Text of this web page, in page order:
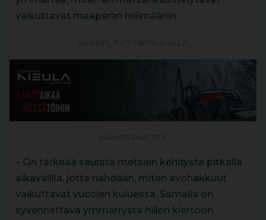
vaikuttavat maaperän hiilimääriin.
– On tärkeää seurata metsien kehitystä pitkällä
aikavälillä, jotta nähdään, miten avohakkuut
vaikuttavat vuosien kuluessa. Samalla on
syvennettävä ymmärrystä hiilen kiertoon